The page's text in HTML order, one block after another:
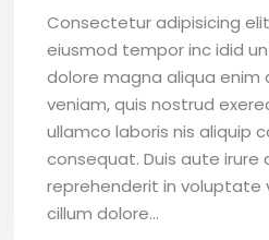
Consectetur adipisicing
eiusmod tempor inc idid
dolore magna aliqua enim
veniam, quis nostrud
ullamco laboris nis aliquip
consequat. Duis aute irure
reprehenderit in voluptate
cillum dolore...